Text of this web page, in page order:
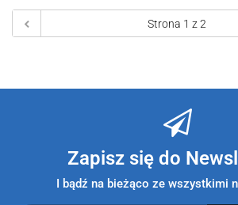
Zapisz się do
I bądź na bieżąco ze wszystkimi